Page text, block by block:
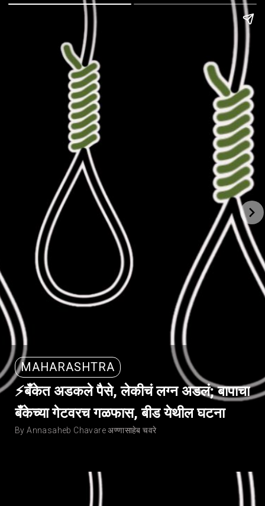
MAHARASHTRA
⚡बँकेत अडकले पैसे, लेकीचं लग्न अडलं; बापाचा
बँकेच्या गेटवरच गळफास, बीड येथील घटना
By Annasaheb Chavare अण्णासाहेब चवरे